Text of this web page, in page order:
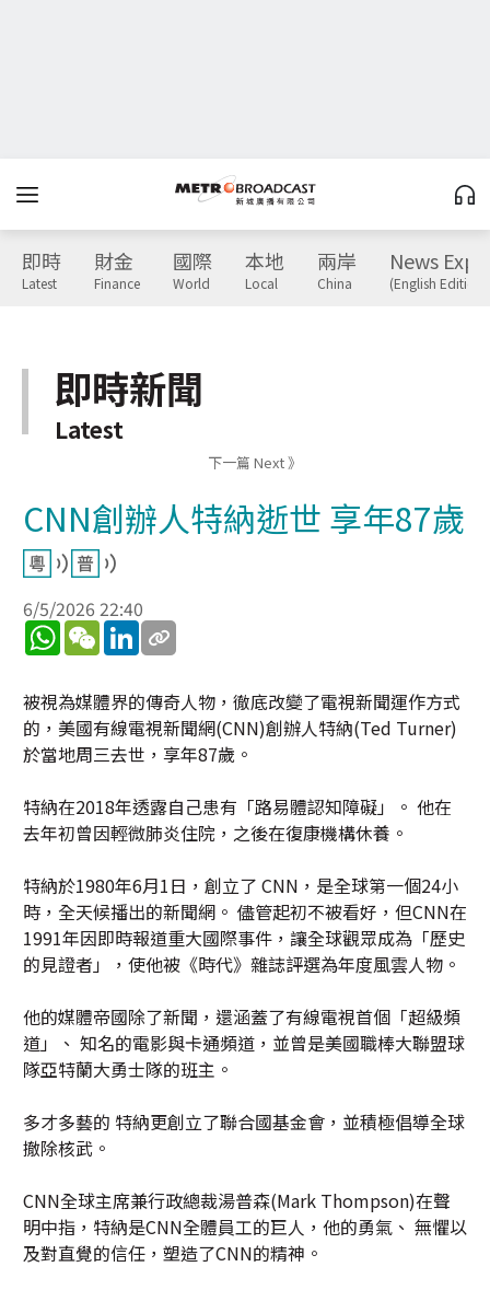
即時
Latest
財金
Finance
國際
World
本地
Local
兩岸
China
News
(English Edition)
即時新聞
Latest
下一篇 Next 》
CNN創辦人特納逝世 享年87歲
6/5/2026 22:40
WhatsApp
WeChatLinkedIn
被視為媒體界的傳奇人物，徹底改變了電視新聞運作方式
的，美國有線電視新聞網(CNN)創辦人特納(Ted Turner)
於當地周三去世，享年87歲。
特納在2018年透露自己患有「路易體認知障礙」。 他在
去年初曾因輕微肺炎住院，之後在復康機構休養。
特納於1980年6月1日，創立了 CNN，是全球第一個24小
時，全天候播出的新聞網。 儘管起初不被看好，但CNN在
1991年因即時報道重大國際事件，讓全球觀眾成為「歷史
的見證者」，使他被《時代》雜誌評選為年度風雲人物。
他的媒體帝國除了新聞，還涵蓋了有線電視首個「超級頻
道」、 知名的電影與卡通頻道，並曾是美國職棒大聯盟球
隊亞特蘭大勇士隊的班主。
多才多藝的 特納更創立了聯合國基金會，並積極倡導全球
撤除核武。
CNN全球主席兼行政總裁湯普森(Mark Thompson)在聲
明中指，特納是CNN全體員工的巨人，他的勇氣、 無懼以
及對直覺的信任，塑造了CNN的精神。